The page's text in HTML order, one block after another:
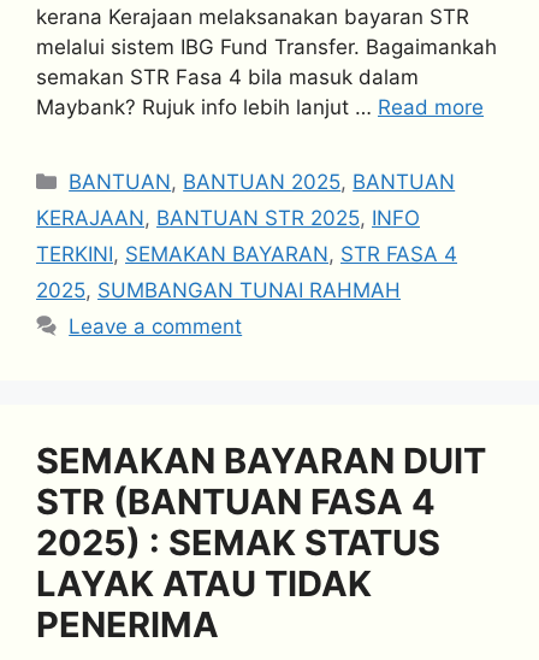
kerana Kerajaan melaksanakan bayaran STR
melalui sistem IBG Fund Transfer. Bagaimankah
semakan STR Fasa 4 bila masuk dalam
Maybank? Rujuk info lebih lanjut … Read more
Categories
BANTUAN, BANTUAN 2025, BANTUAN
KERAJAAN, BANTUAN STR 2025, INFO
TERKINI, SEMAKAN BAYARAN, STR FASA 4
2025, SUMBANGAN TUNAI RAHMAH
Leave a comment
SEMAKAN BAYARAN DUIT
STR (BANTUAN FASA 4
2025) : SEMAK STATUS
LAYAK ATAU TIDAK
PENERIMA